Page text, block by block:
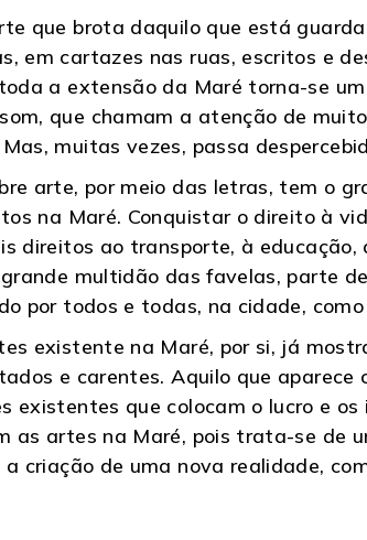
que brota daquilo que está
em cartazes nas ruas, escritos e
a extensão da Maré torna-se
que chamam a atenção de
muitas vezes, passa
arte, por meio das letras, tem o
na Maré. Conquistar o direito à
direitos ao transporte, à
multidão das favelas, parte
por todos e todas, na cidade,
existente na Maré, por si, já
e carentes. Aquilo que
existentes que colocam o lucro e
as artes na Maré, pois trata-se de
criação de uma nova realidade,